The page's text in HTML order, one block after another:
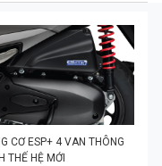
CƠ ESP+ 4 VAN THÔNG
THẾ HỆ MỚI